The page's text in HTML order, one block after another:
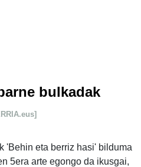
bulkadak
'Behin eta berriz hasi' bilduma
5era arte egongo da ikusgai,